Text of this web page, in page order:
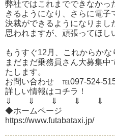
弊社ではこれまでできなかっ
きるようになり、さらに電子
決裁ができるようになりまし
思われますが、頑張ってほし
もうすぐ12月、これからかな
まだまだ乗務員さん大募集
たします。
お問い合わせ ℡097-524-
詳しい情報はコチラ！
⇓ ⇓ ⇓ ⇓ ⇓
◆ホームページ
https://www.futabataxi.jp/